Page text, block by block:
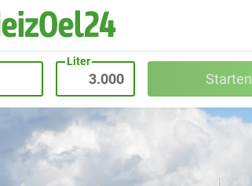
Liter
Starten